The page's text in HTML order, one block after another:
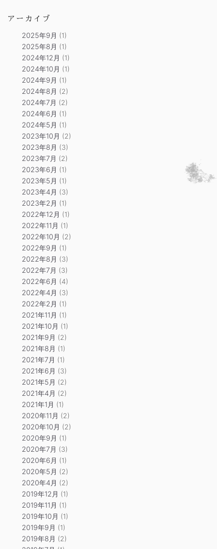
アーカイブ
2025年9月 (1)
2025年8月 (1)
2024年12月 (1)
2024年10月 (1)
2024年9月 (1)
2024年8月 (2)
2024年7月 (2)
2024年6月 (1)
2024年5月 (1)
2023年10月 (2)
2023年8月 (3)
2023年7月 (2)
2023年6月 (1)
2023年5月 (1)
2023年4月 (3)
2023年2月 (1)
2022年12月 (1)
2022年11月 (1)
2022年10月 (2)
2022年9月 (1)
2022年8月 (3)
2022年7月 (3)
2022年6月 (4)
2022年4月 (3)
2022年2月 (1)
2021年11月 (1)
2021年10月 (1)
2021年9月 (2)
2021年8月 (1)
2021年7月 (1)
2021年6月 (3)
2021年5月 (2)
2021年4月 (2)
2021年1月 (1)
2020年11月 (2)
2020年10月 (2)
2020年9月 (1)
2020年7月 (3)
2020年6月 (1)
2020年5月 (2)
2020年4月 (2)
2019年12月 (1)
2019年11月 (1)
2019年10月 (1)
2019年9月 (1)
2019年8月 (2)